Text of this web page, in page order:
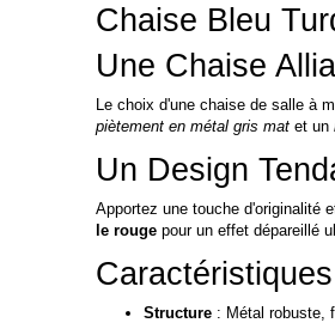
Chaise Bleu
Une Chaise
Le choix d'une chaise de salle à
piètement en métal gris matet un
Un Design
Apportez une touche d'originalité
le rougepour un effet dépareillé
Structure: Métal robuste,